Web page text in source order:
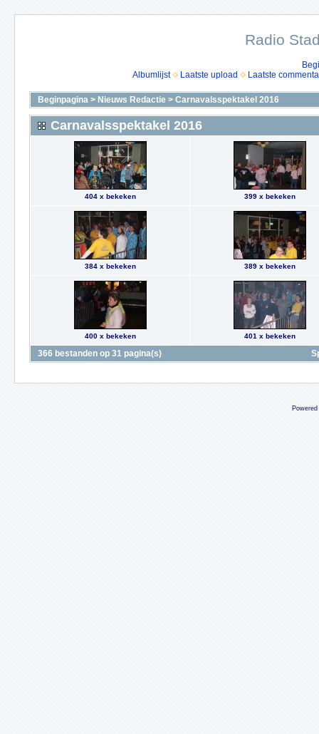
Radio
Albumlijst
Laatste upload Laatste
Beginpagina > Nieuws Redactie > Carnavalsspektakel 2016
Carnavalsspektakel 2016
404 x bekeken 399 x bekeken
384 x bekeken 389 x bekeken
400 x bekeken 401 x bekeken
366 bestanden op 31 pagina(s)